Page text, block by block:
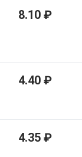
8.10 ₽
4.40 ₽
4.35 ₽